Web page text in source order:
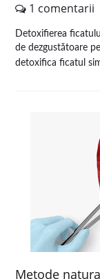
1 comentarii
Detoxifierea
de dezgustătoare
detoxifica ficatul
Metode